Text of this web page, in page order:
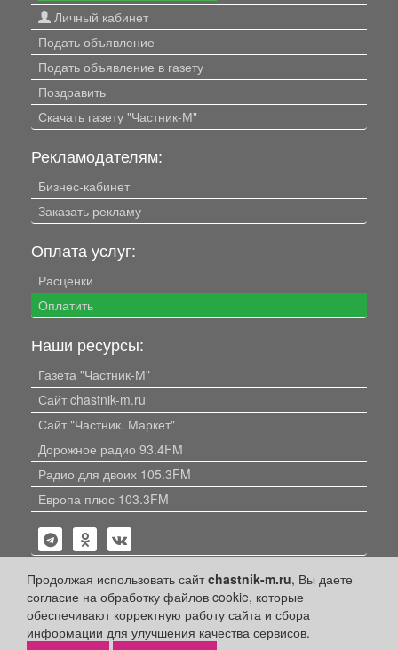
Продолжая использовать сайтchastnik-m.ru, Вы даете
согласие на обработку файлов cookie, которые
обеспечивают корректную работу сайта и сбора
информации для улучшения качества сервисов.
Личный кабинет
Подать объявление
Подать объявление в газету
Поздравить
Скачать газету "Частник-М"
Рекламодателям:
Бизнес-кабинет
Заказать рекламу
Оплата услуг:
Расценки
Оплатить
Наши ресурсы:
Газета "Частник-М"
Сайт chastnik-m.ru
Сайт "Частник. Маркет"
Дорожное радио 93.4FM
Радио для двоих 105.3FM
Европа плюс 103.3FM
Политика конфиденциальности
Публикации с пометкой «Реклама», «На правах рекламы»,